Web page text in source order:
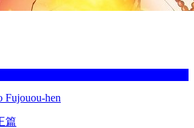
Fujouou-hen
篇